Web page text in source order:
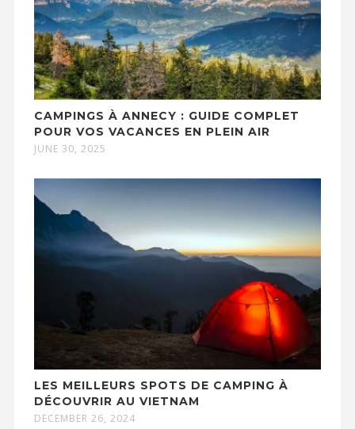
CAMPINGS À ANNECY : GUIDE COMPLET
POUR VOS VACANCES EN PLEIN AIR
JUNE 30, 2025
LES MEILLEURS SPOTS DE CAMPING À
DÉCOUVRIR AU VIETNAM
DECEMBER 26, 2024